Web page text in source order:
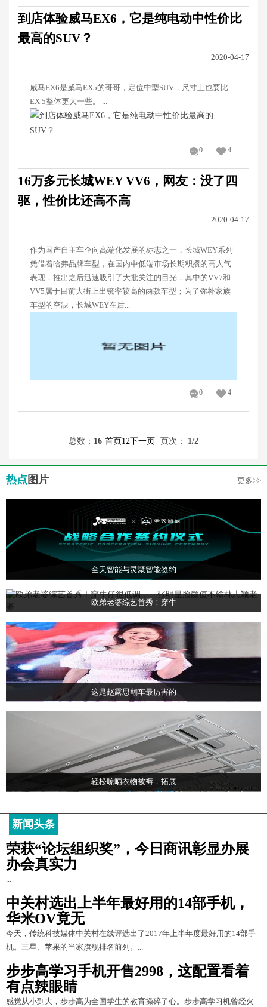
到店体验威马EX6，它是纯电动中性价比
最高的SUV？
2020-04-17
威马EX6是威马EX5的哥哥，定位中型SUV，尺寸上也要比
EX 5整体更大一些。 ...
0 4
16万多元长城WEY VV6，网友：没了四
驱，性价比还高不高
2020-04-17
作为国产自主车企向高端化发展的标志之一，长城WEY系列
凭借着哈弗品牌车型，在国内中低端市场长期积攒的高人气
表现，推出之后迅速吸引了大批关注的目光，其中的VV7和
VV5属于目前大街上出镜率较高的两款车型；为了弥补家族
车型的空缺，长城WEY在后...
0 4
总数： 16 首页12下一页 页次： 1/2
热点 图片 更多>>
全天智能与灵聚智能签约
欧弟老婆综艺首秀！穿牛
这是赵露思翻车最厉害的
轻松晾晒衣物被褥，拓展
新闻头条
荣获“论坛组织奖”，今日商讯彰显办展
办会真实力
...
中关村选出上半年最好用的14部手机，
华米OV竟无
今天，传统科技媒体中关村在线评选出了2017年上半年度最好用的14部手
机。三星、苹果的当家旗舰排名前列。...
步步高学习手机开售2998，这配置看着
有点辣眼睛
感觉从小到大，步步高为全国学生的教育操碎了心。步步高学习机曾经火